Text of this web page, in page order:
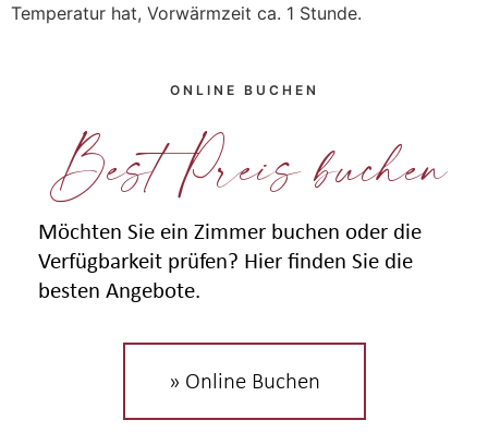
Temperatur hat, Vorwärmzeit ca. 1 Stunde.
ONLINE BUCHEN
Best Preis buchen
Möchten Sie ein Zimmer buchen oder die
Verfügbarkeit prüfen? Hier finden Sie die
besten Angebote.
» Online Buchen